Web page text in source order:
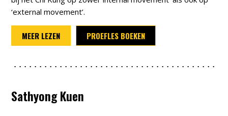
‘external movement’.
MEER LEZEN PROEFLES BOEKEN
Sathyong Kuen